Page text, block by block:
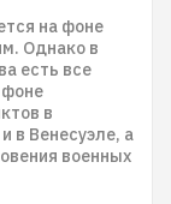
на фоне
Однако в
есть все
в
в Венесуэле, а
военных